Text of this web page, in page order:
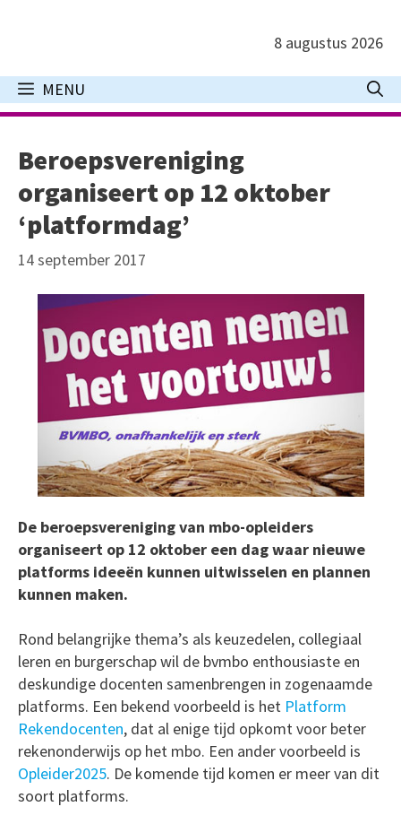
inhoud
8 augustus 2026
MENU
Beroepsvereniging
organiseert op 12 oktober
‘platformdag’
14 september 2017
De beroepsvereniging van mbo-opleiders
organiseert op 12 oktober een dag waar nieuwe
platforms ideeën kunnen uitwisselen en plannen
kunnen maken.
Rond belangrijke thema’s als keuzedelen, collegiaal
leren en burgerschap wil de bvmbo enthousiaste en
deskundige docenten samenbrengen in zogenaamde
platforms. Een bekend voorbeeld is het Platform
Rekendocenten, dat al enige tijd opkomt voor beter
rekenonderwijs op het mbo. Een ander voorbeeld is
Opleider2025. De komende tijd komen er meer van dit
soort platforms.